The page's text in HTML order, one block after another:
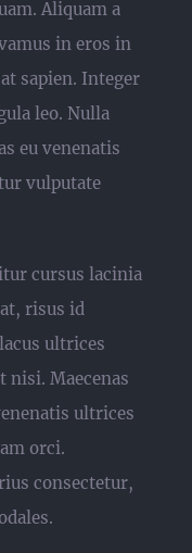
Aliquam a
in eros in
sapien. Integer
leo. Nulla
eu venenatis
vulputate
cursus lacinia
risus id
ultrices
nisi. Maecenas
ultrices
orci.
consectetur,